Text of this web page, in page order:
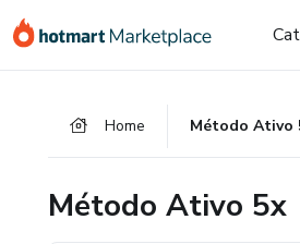
para
para
para
Home Método Ativo
Método Ativo 5x